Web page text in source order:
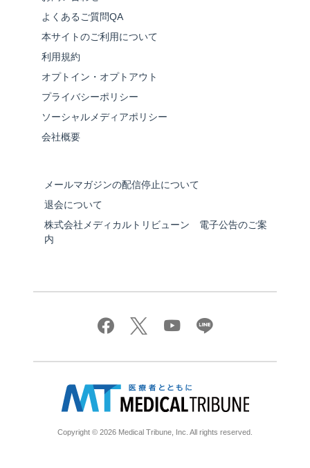
よくあるご質問QA
本サイトのご利用について
利用規約
オプトイン・オプトアウト
プライバシーポリシー
ソーシャルメディアポリシー
会社概要
メールマガジンの配信停止について
退会について
株式会社メディカルトリビューン 電子公告のご案
内
Copyright © 2026 Medical Tribune, Inc. All rights reserved.